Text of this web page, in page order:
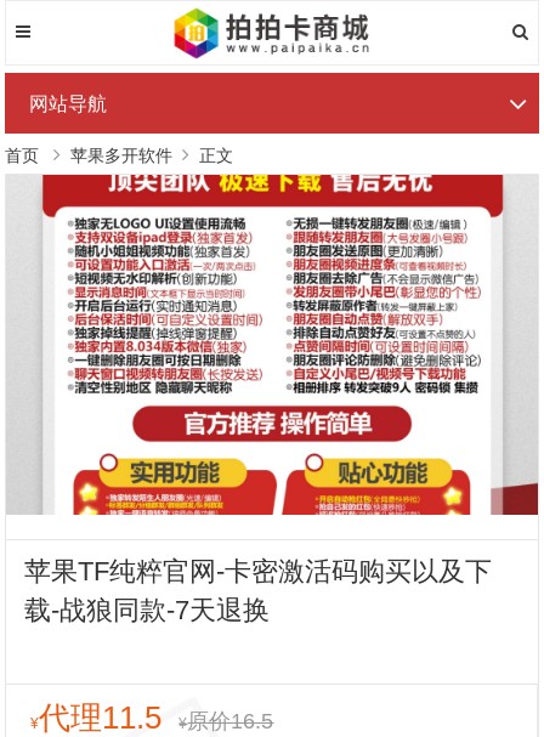
网站导航
首页 苹果多开软件 正文
苹果TF纯粹官网-卡密激活码购买以及下
载-战狼同款-7天退换
¥代理11.5 ¥原价16.5